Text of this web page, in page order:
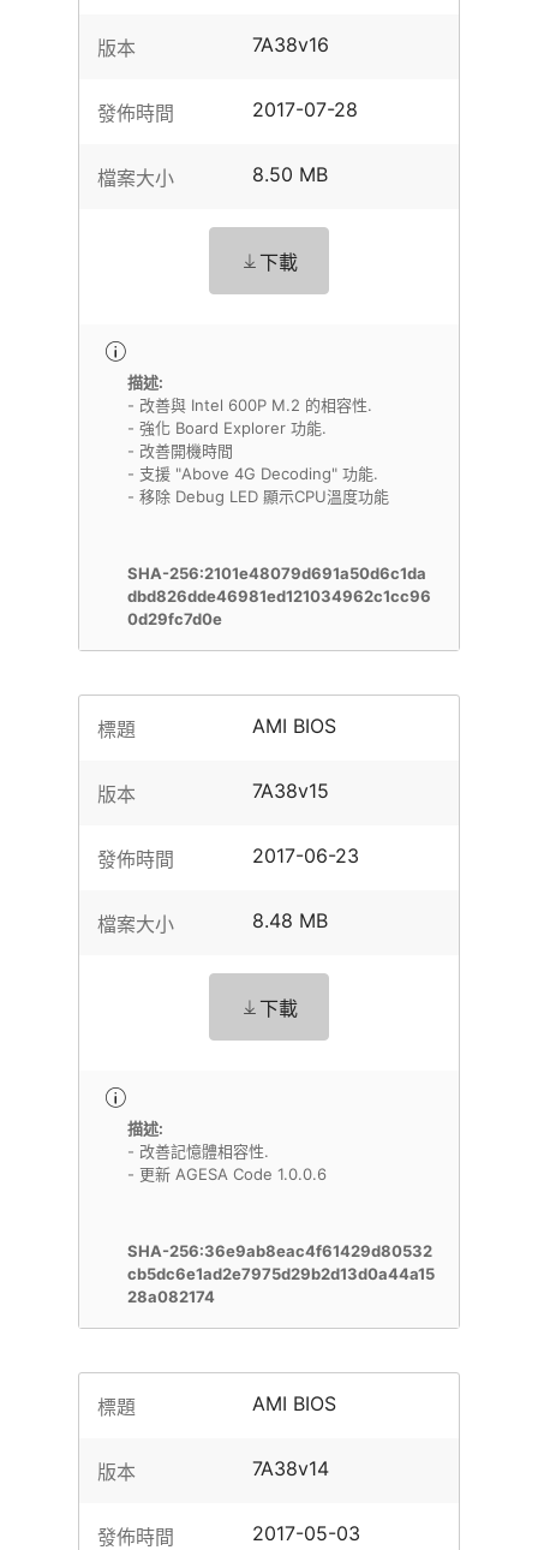
版本 7A38v16
發佈時間 2017-07-28
檔案大小 8.50 MB
下載
描述:
- 改善與 Intel 600P M.2 的相容性.
- 強化 Board Explorer 功能.
- 改善開機時間
- 支援 "Above 4G Decoding" 功能.
- 移除 Debug LED 顯示CPU溫度功能
SHA-256:2101e48079d691a50d6c1da
dbd826dde46981ed121034962c1cc96
0d29fc7d0e
標題 AMI BIOS
版本 7A38v15
發佈時間 2017-06-23
檔案大小 8.48 MB
下載
描述:
- 改善記憶體相容性.
- 更新 AGESA Code 1.0.0.6
SHA-256:36e9ab8eac4f61429d80532
cb5dc6e1ad2e7975d29b2d13d0a44a15
28a082174
標題 AMI BIOS
版本 7A38v14
發佈時間 2017-05-03